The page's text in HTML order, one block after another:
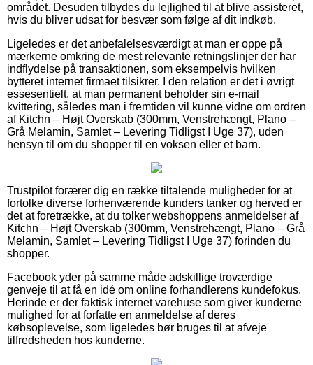
området. Desuden tilbydes du lejlighed til at blive assisteret,
hvis du bliver udsat for besvær som følge af dit indkøb.
Ligeledes er det anbefalelsesværdigt at man er oppe på
mærkerne omkring de mest relevante retningslinjer der har
indflydelse på transaktionen, som eksempelvis hvilken
bytteret internet firmaet tilsikrer. I den relation er det i øvrigt
essesentielt, at man permanent beholder sin e-mail
kvittering, således man i fremtiden vil kunne vidne om ordren
af Kitchn – Højt Overskab (300mm, Venstrehængt, Plano –
Grå Melamin, Samlet – Levering Tidligst I Uge 37), uden
hensyn til om du shopper til en voksen eller et barn.
Trustpilot forærer dig en række tiltalende muligheder for at
fortolke diverse forhenværende kunders tanker og herved er
det at foretrække, at du tolker webshoppens anmeldelser af
Kitchn – Højt Overskab (300mm, Venstrehængt, Plano – Grå
Melamin, Samlet – Levering Tidligst I Uge 37) forinden du
shopper.
Facebook yder på samme måde adskillige troværdige
genveje til at få en idé om online forhandlerens kundefokus.
Herinde er der faktisk internet varehuse som giver kunderne
mulighed for at forfatte en anmeldelse af deres
købsoplevelse, som ligeledes bør bruges til at afveje
tilfredsheden hos kunderne.